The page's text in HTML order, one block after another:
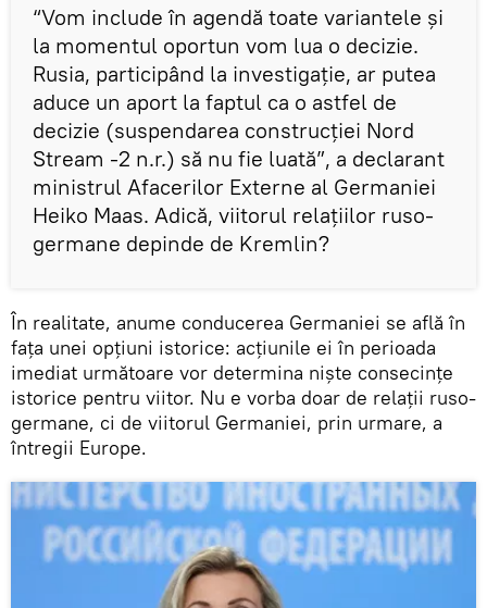
“Vom include în agendă toate variantele și
la momentul oportun vom lua o decizie.
Rusia, participând la investigație, ar putea
aduce un aport la faptul ca o astfel de
decizie (suspendarea construcției Nord
Stream -2 n.r.) să nu fie luată”, a declarant
ministrul Afacerilor Externe al Germaniei
Heiko Maas. Adică, viitorul relațiilor ruso-
germane depinde de Kremlin?
În realitate, anume conducerea Germaniei se află în
fața unei opțiuni istorice: acțiunile ei în perioada
imediat următoare vor determina niște consecințe
istorice pentru viitor. Nu e vorba doar de relații ruso-
germane, ci de viitorul Germaniei, prin urmare, a
întregii Europe.